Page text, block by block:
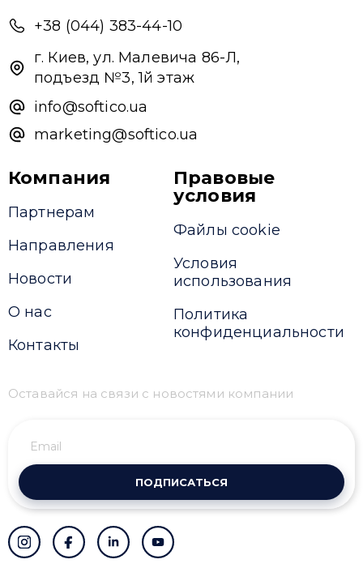
+38 (044) 383-44-10
г. Киев, ул. Малевича 86-Л,
подъезд №3, 1й этаж
info@softico.ua
marketing@softico.ua
Компания
Партнерам
Направления
Новости
О нас
Контакты
Правовые
условия
Файлы cookie
Условия
использования
Политика
конфиденциальности
Оставайся на связи с новостями компании
ПОДПИСАТЬСЯ